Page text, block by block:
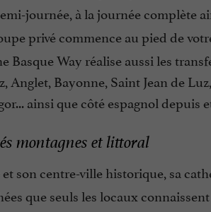
journée, à la journée complète
privé commence au pied de
Basque Way réalise aussi les
Anglet, Bayonne, Saint Jean de
ainsi que côté espagnol depuis
montagnes et littoral
et son centre-ville historique, sa
que seuls les locaux